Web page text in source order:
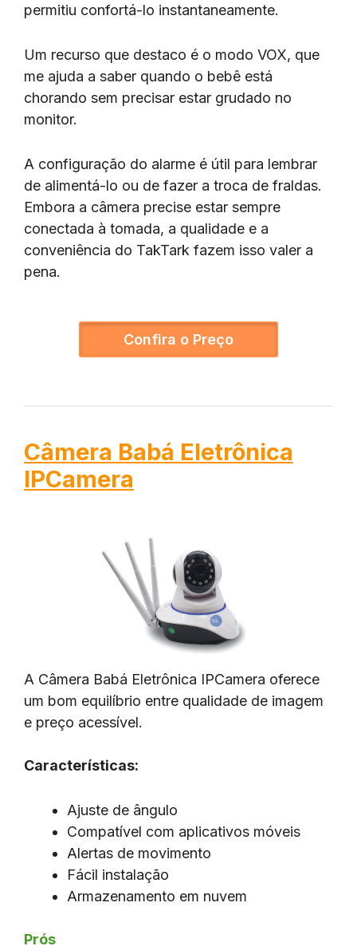
permitiu confortá-lo instantaneamente.
Um recurso que destaco é o modo VOX, que
me ajuda a saber quando o bebê está
chorando sem precisar estar grudado no
monitor.
A configuração do alarme é útil para lembrar
de alimentá-lo ou de fazer a troca de fraldas.
Embora a câmera precise estar sempre
conectada à tomada, a qualidade e a
conveniência do TakTark fazem isso valer a
pena.
Confira o Preço
Câmera Babá Eletrônica
IPCamera
A Câmera Babá Eletrônica IPCamera oferece
um bom equilíbrio entre qualidade de imagem
e preço acessível.
Características:
Ajuste de ângulo
Compatível com aplicativos móveis
Alertas de movimento
Fácil instalação
Armazenamento em nuvem
Prós